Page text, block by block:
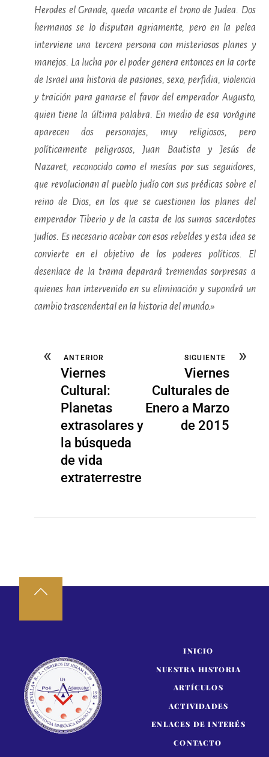
Herodes el Grande, queda vacante el trono de Judea. Dos
hermanos se lo disputan agriamente, pero en la pelea
interviene una tercera persona con misteriosos planes y
manejos. La lucha por el poder genera entonces en la corte
de Israel una historia de pasiones, sexo, perfidia, violencia
y traición para ganarse el favor del emperador Augusto,
quien tiene la última palabra. En medio de esa vorágine
aparecen dos personajes, muy religiosos, pero
políticamente peligrosos, Juan Bautista y Jesús de
Nazaret, reconocido como el mesías por sus seguidores,
que revolucionan al pueblo judío con sus prédicas sobre el
reino de Dios, en los que se cuestionen los planes del
emperador Tiberio y de la casta de los sumos sacerdotes
judíos. Es necesario acabar con esos rebeldes y esta idea se
convierte en el objetivo de los poderes políticos. El
desenlace de la trama deparará tremendas sorpresas a
quienes han intervenido en su eliminación y supondrá un
cambio trascendental en la historia del mundo.»
« ANTERIOR
Viernes
Cultural:
Planetas
extrasolares y
la búsqueda
de vida
extraterrestre
»
SIGUIENTE
Viernes
Culturales de
Enero a Marzo
de 2015
INICIO
NUESTRA HISTORIA
ARTÍCULOS
ACTIVIDADES
ENLACES DE INTERÉS
CONTACTO